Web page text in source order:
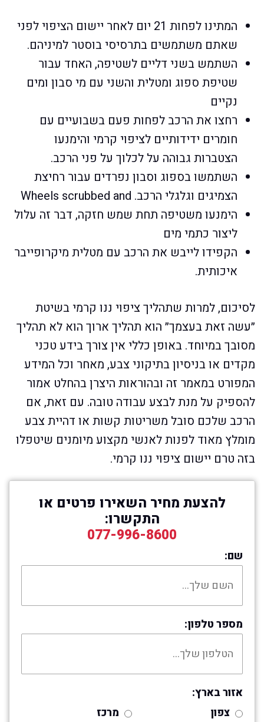
המתינו לפחות 21 יום לאחר יישום הציפוי לפני
שאתם משתמשים בתרסיסי בוסטר למיניהם.
השתמש בשני דליים לשטיפה, האחד עבור
שטיפת ספוג ומטלית והשני עם מי סבון ומים
נקיים
רחצו את הרכב לפחות פעם בשבועיים עם
חומרים ידידותיים לציפוי קרמי והימנעו
הצטברות גבוהה על לכלוך על פני הרכב.
השתמשו בספוג וסבון נפרדים עבור רחיצת
הצמיגים וגלגלי הרכב. Wheels scrubbed and
הימנעו משטיפה תחת שמש חזקה, דבר זה עלול
ליצור כתמי מים
הקפידו לייבש את הרכב עם מטלית מיקרופייבר
איכותית.
לסיכום, למרות שתהליך ציפוי ננו קרמי בשיטת
״עשה זאת בעצמך״ הוא תהליך ארוך הוא לא תהליך
מסובך במיוחד. באופן כללי אין צורך בידע טכני
מקדים או בניסיון בתיקוני צבע, מאחר וכל המידע
המפורט במאמר זה ובהוראות היצרן בהחלט אמור
להספיק על מנת לבצע עבודה טובה. עם זאת, אם
הרכב שלכם סובל משריטות קשות או דהיית צבע
מומלץ מאוד לפנות לאנשי מקצוע מיומנים שיטפלו
בזה טרם יישום ציפוי ננו קרמי.
להצעת מחיר השאירו פרטים או
התקשרו:
077-996-8600
שם:
מספר טלפון:
אזור בארץ:
צפון
מרכז